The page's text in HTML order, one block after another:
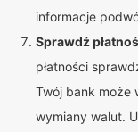
informacje
Sprawdź
płatności
Twój bank może
wymiany walut.